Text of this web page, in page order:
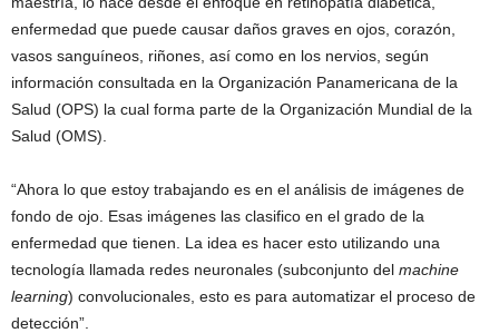
enfermedad que puede causar daños graves en ojos, corazón,
vasos sanguíneos, riñones, así como en los nervios, según
información consultada en la Organización Panamericana de la
Salud (OPS) la cual forma parte de la Organización Mundial de la
Salud (OMS).
“Ahora lo que estoy trabajando es en el análisis de imágenes de
fondo de ojo. Esas imágenes las clasifico en el grado de la
enfermedad que tienen. La idea es hacer esto utilizando una
tecnología llamada redes neuronales (subconjunto del machine
learning) convolucionales, esto es para automatizar el proceso de
detección”.